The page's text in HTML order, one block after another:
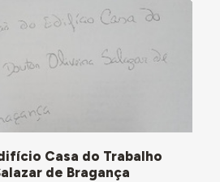
Casa do Trabalho
de Bragança